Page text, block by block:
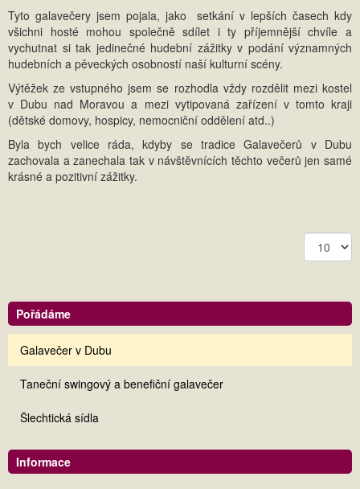
Tyto galavečery jsem pojala, jako setkání v lepších časech kdy
všichni hosté mohou společně sdílet i ty příjemnější chvíle a
vychutnat si tak jedinečné hudební zážitky v podání významných
hudebních a pěveckých osobností naší kulturní scény.
Výtěžek ze vstupného jsem se rozhodla vždy rozdělit mezi kostel
v Dubu nad Moravou a mezi vytipovaná zařízení v tomto kraji
(dětské domovy, hospicy, nemocniční oddělení atd..)
Byla bych velice ráda, kdyby se tradice Galavečerů v Dubu
zachovala a zanechala tak v návštěvnících těchto večerů jen samé
krásné a pozitivní zážitky.
Zobrazit
Pořádáme
Galavečer v Dubu
Taneční swingový a benefiční galavečer
Šlechtická sídla
Informace